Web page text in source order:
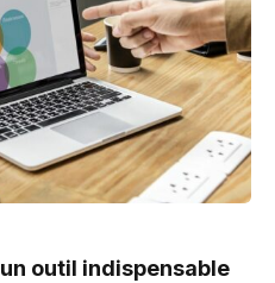
outil indispensable